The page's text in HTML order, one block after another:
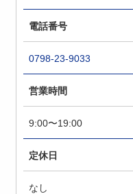
電話番号
0798-23-9033
営業時間
9:00〜19:00
定休日
なし